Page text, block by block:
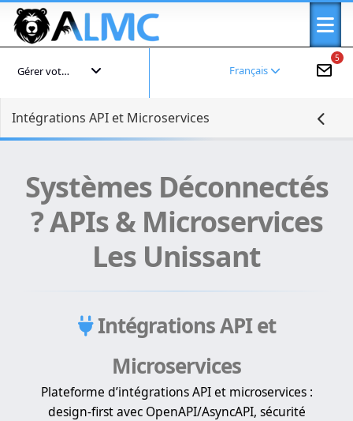
5
Français
Gérer votre compte
Intégrations API et Microservices
Systèmes Déconnectés
? APIs & Microservices
Les Unissant
Intégrations API et
Microservices
Plateforme d’intégrations API et microservices :
design-first avec OpenAPI/AsyncAPI, sécurité